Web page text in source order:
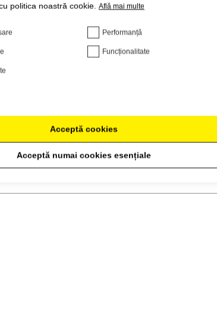
politica noastră cookie. Află mai multe
Performanță
Funcționalitate
Acceptă cookies
Acceptă numai cookies esențiale